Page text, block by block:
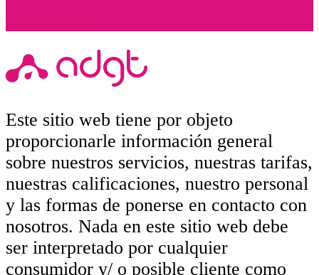
Este sitio web tiene por objeto
proporcionarle información general
sobre nuestros servicios, nuestras tarifas,
nuestras calificaciones, nuestro personal
y las formas de ponerse en contacto con
nosotros. Nada en este sitio web debe
ser interpretado por cualquier
consumidor y/ o posible cliente como